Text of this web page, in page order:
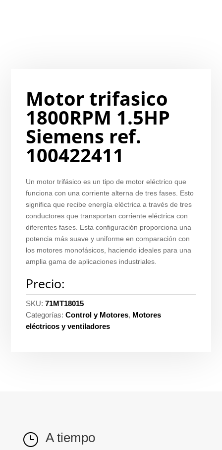
Motor trifasico
1800RPM 1.5HP
Siemens ref.
100422411
Un motor trifásico es un tipo de motor eléctrico que
funciona con una corriente alterna de tres fases. Esto
significa que recibe energía eléctrica a través de tres
conductores que transportan corriente eléctrica con
diferentes fases. Esta configuración proporciona una
potencia más suave y uniforme en comparación con
los motores monofásicos, haciendo ideales para una
amplia gama de aplicaciones industriales.
Precio:
SKU:71MT18015
Categorías:Control y Motores, Motores
eléctricos y ventiladores
} A tiempo